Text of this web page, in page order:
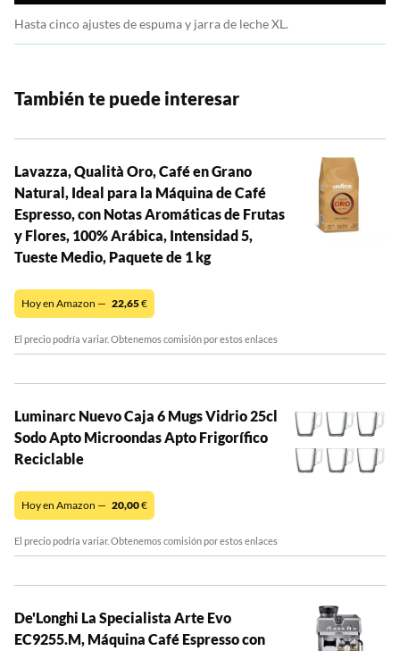
Hasta cinco ajustes de espuma y jarra de leche XL.
También te puede interesar
Lavazza, Qualità Oro, Café en Grano
Natural, Ideal para la Máquina de Café
Espresso, con Notas Aromáticas de Frutas
y Flores, 100% Arábica, Intensidad 5,
Tueste Medio, Paquete de 1 kg
Hoy en Amazon — 22,65€
El precio podría variar. Obtenemos comisión por estos enlaces
Luminarc Nuevo Caja 6 Mugs Vidrio 25cl
Sodo Apto Microondas Apto Frigorífico
Reciclable
Hoy en Amazon — 20,00€
El precio podría variar. Obtenemos comisión por estos enlaces
De'Longhi La Specialista Arte Evo
EC9255.M, Máquina Café Espresso con